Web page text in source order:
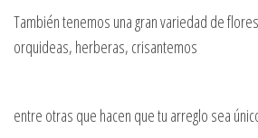
También tenemos una gran variedad de
orquideas, herberas, crisantemos
entre otras que hacen que tu arreglo sea